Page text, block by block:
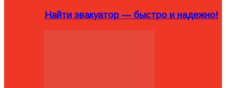
Найти эвакуатор — быстро и надежно!